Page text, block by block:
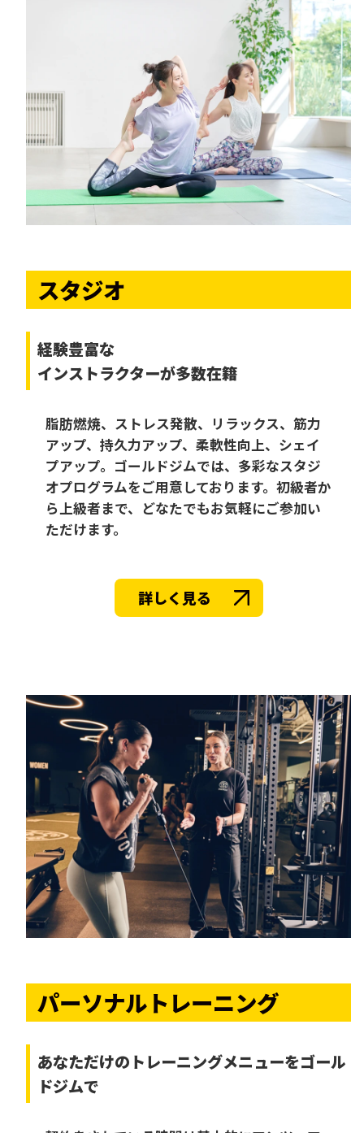
スタジオ
経験豊富な
インストラクターが多数在籍
脂肪燃焼、ストレス発散、リラックス、筋力
アップ、持久力アップ、柔軟性向上、シェイ
プアップ。ゴールドジムでは、多彩なスタジ
オプログラムをご用意しております。初級者か
ら上級者まで、どなたでもお気軽にご参加い
ただけます。
詳しく見る
パーソナルトレーニング
あなただけの トレーニングメニューをゴール
ドジムで